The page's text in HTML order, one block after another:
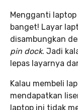
Mengganti
banget! Layar
disambungkan
pin dock. Jadi
lepas layarnya
Kalau membeli
mendapatkan
laptop ini tidak